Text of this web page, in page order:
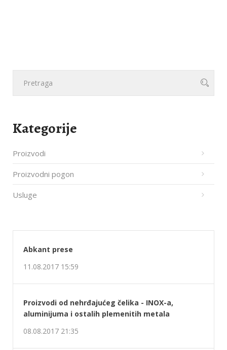
Kategorije
Proizvodi
Proizvodni pogon
Usluge
Abkant prese
11.08.2017 15:59
Proizvodi od nehrđajućeg čelika - INOX-a,
aluminijuma i ostalih plemenitih metala
08.08.2017 21:35